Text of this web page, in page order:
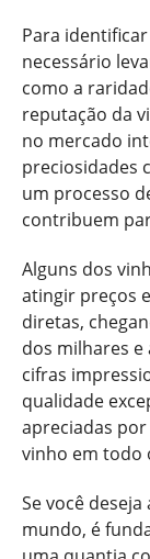
Para
necessário
como a
reputação da
no mercado
preciosidades
um processo
contribuem
Alguns dos
atingir preços
diretas,
dos milhares e
cifras
qualidade
apreciadas
vinho em todo
Se você
mundo, é